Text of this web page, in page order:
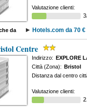
Valutazione clienti:
da Hotels.com da 70 €
Centre
Indirizzo: EXPLORE
Città (Zona): Bristol
Distanza dal centro
Valutazione clienti: